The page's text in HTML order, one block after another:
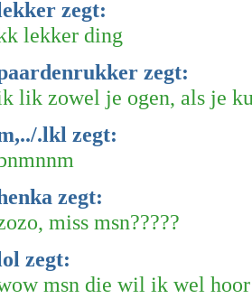
zegt:
lekker ding
zegt:
lik zowel je ogen, als je
.lkl zegt:
zegt:
miss msn?????
zegt:
msn die wil ik wel hoor